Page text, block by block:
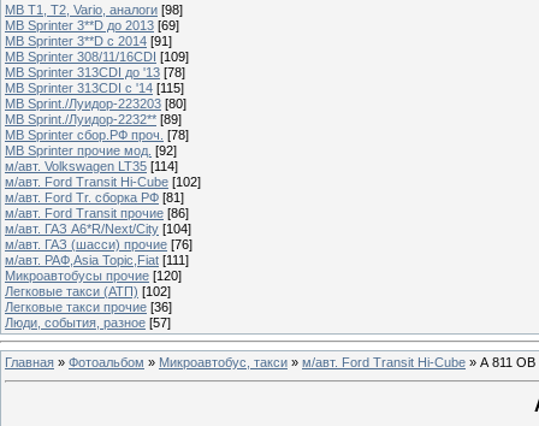
MB T1, T2, Vario, аналоги [98]
MB Sprinter 3**D до 2013 [69]
MB Sprinter 3**D с 2014 [91]
MB Sprinter 308/11/16CDI [109]
MB Sprinter 313CDI до '13 [78]
MB Sprinter 313CDI с '14 [115]
MB Sprint./Луидор-223203 [80]
MB Sprint./Луидор-2232** [89]
MB Sprinter сбор.РФ проч. [78]
MB Sprinter прочие мод. [92]
м/авт. Volkswagen LT35 [114]
м/авт. Ford Transit Hi-Cube [102]
м/авт. Ford Tr. сборка РФ [81]
м/авт. Ford Transit прочие [86]
м/авт. ГАЗ A6*R/Next/City [104]
м/авт. ГАЗ (шасси) прочие [76]
м/авт. РАФ,Asia Topic,Fiat [111]
Микроавтобусы прочие [120]
Легковые такси (АТП) [102]
Легковые такси прочие [36]
Люди, события, разное [57]
Главная » Фотоальбом » Микроавтобус, такси » м/авт. Ford Transit Hi-Cube » А 811 ОВ